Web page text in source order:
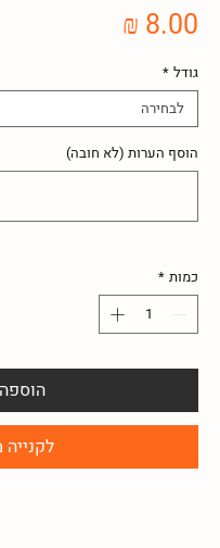
גודל *
לבחירה
הוסף הערות (לא חובה)
כמות *